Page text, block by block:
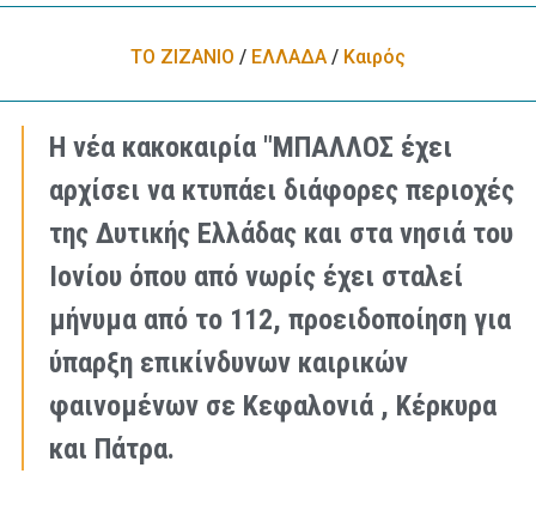
ΤΟ ΖΙΖΑΝΙΟ / ΕΛΛΑΔA / Καιρός
Η νέα κακοκαιρία "ΜΠΑΛΛΟΣ έχει
αρχίσει να κτυπάει διάφορες περιοχές
της Δυτικής Ελλάδας και στα νησιά του
Ιονίου όπου από νωρίς έχει σταλεί
μήνυμα από το 112, προειδοποίηση για
ύπαρξη επικίνδυνων καιρικών
φαινομένων σε Κεφαλονιά , Κέρκυρα
και Πάτρα.